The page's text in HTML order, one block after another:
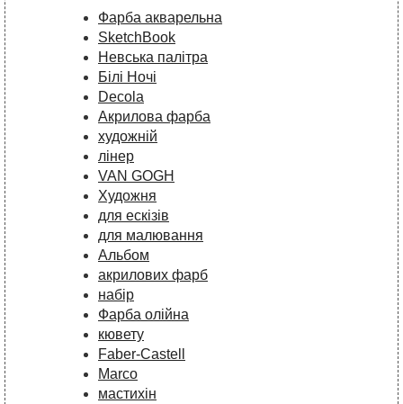
Фарба акварельна
SketchBook
Невська палітра
Білі Ночі
Decola
Акрилова фарба
художній
лінер
VAN GOGH
Художня
для ескізів
для малювання
Альбом
акрилових фарб
набір
Фарба олійна
кювету
Faber-Castell
Marco
мастихін